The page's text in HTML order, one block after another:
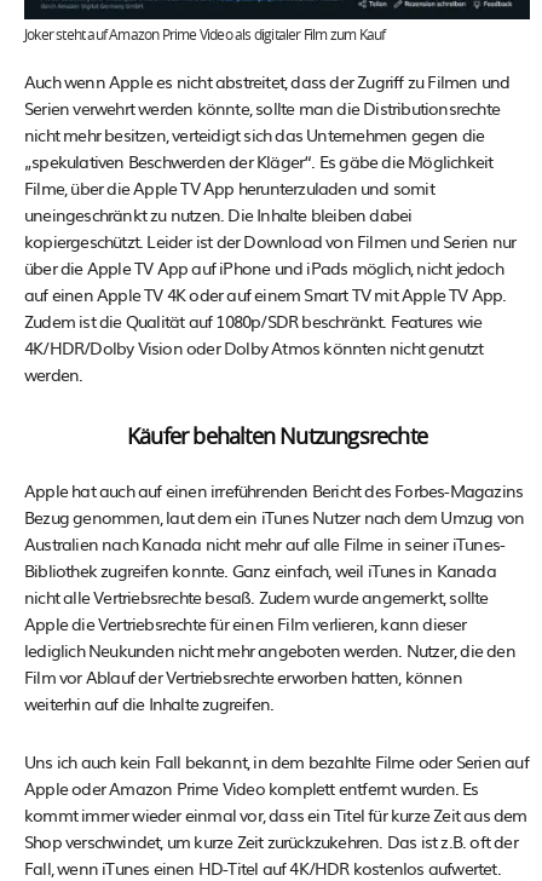
Joker steht auf Amazon Prime Video als digitaler Film zum Kauf
Auch wenn Apple es nicht abstreitet, dass der Zugriff zu Filmen und
Serien verwehrt werden könnte, sollte man die Distributionsrechte
nicht mehr besitzen, verteidigt sich das Unternehmen gegen die
„spekulativen Beschwerden der Kläger“. Es gäbe die Möglichkeit
Filme, über die Apple TV App herunterzuladen und somit
uneingeschränkt zu nutzen. Die Inhalte bleiben dabei
kopiergeschützt. Leider ist der Download von Filmen und Serien nur
über die Apple TV App auf iPhone und iPads möglich, nicht jedoch
auf einen Apple TV 4K oder auf einem Smart TV mit Apple TV App.
Zudem ist die Qualität auf 1080p/SDR beschränkt. Features wie
4K/HDR/Dolby Vision oder Dolby Atmos könnten nicht genutzt
werden.
Käufer behalten Nutzungsrechte
Apple hat auch auf einen irreführenden Bericht des Forbes-Magazins
Bezug genommen, laut dem ein iTunes Nutzer nach dem Umzug von
Australien nach Kanada nicht mehr auf alle Filme in seiner iTunes-
Bibliothek zugreifen konnte. Ganz einfach, weil iTunes in Kanada
nicht alle Vertriebsrechte besaß. Zudem wurde angemerkt, sollte
Apple die Vertriebsrechte für einen Film verlieren, kann dieser
lediglich Neukunden nicht mehr angeboten werden. Nutzer, die den
Film vor Ablauf der Vertriebsrechte erworben hatten, können
weiterhin auf die Inhalte zugreifen.
Uns ich auch kein Fall bekannt, in dem bezahlte Filme oder Serien auf
Apple oder Amazon Prime Video komplett entfernt wurden. Es
kommt immer wieder einmal vor, dass ein Titel für kurze Zeit aus dem
Shop verschwindet, um kurze Zeit zurückzukehren. Das ist z.B. oft der
Fall, wenn iTunes einen HD-Titel auf 4K/HDR kostenlos aufwertet.